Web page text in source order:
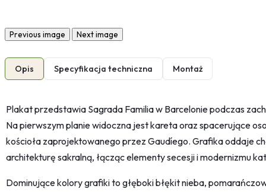
Previous image Next image
Opis Specyfikacja techniczna Montaż
Plakat przedstawia Sagrada Familia w Barcelonie podczas
Na pierwszym planie widoczna jest kareta oraz spacerujące
kościoła zaprojektowanego przez Gaudíego. Grafika oddaje
architekturę sakralną, łącząc elementy secesji i modernizmu
Dominujące kolory grafiki to głęboki błękit nieba,